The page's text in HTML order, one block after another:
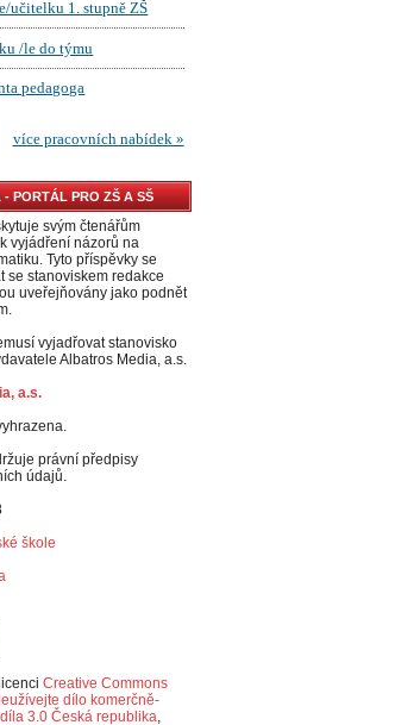
PORTÁL PRO ZŠ A SŠ
svým čtenářům
vyjádření názorů na
Tyto příspěvky se
se stanoviskem redakce
uveřejňovány jako podnět
vyjadřovat stanovisko
Albatros Media, a.s.
a.s.
právní předpisy
údajů.
škole
Creative Commons
dílo komerčně-
3.0 Česká republika,